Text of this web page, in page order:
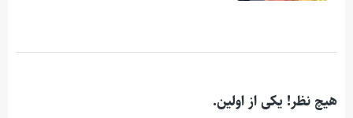
هیچ نظر! یکی از اولین.